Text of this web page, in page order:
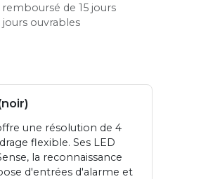
de 15 jours
ouvrables
une résolution de 4
flexible. Ses LED
la reconnaissance
d'entrées d'alarme et